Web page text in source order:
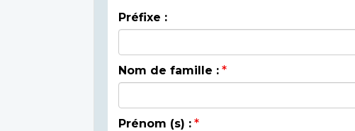
Préfixe :
Nom de famille :
Prénom (s) :